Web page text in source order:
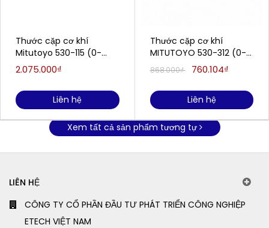
Thước cặp cơ khí
Mitutoyo 530-115 (0-
300mm/ 1/128inch)
2.075.000₫
Liên hệ
Thước cặp cơ khí
MITUTOYO 530-312 (0-
150mm)
868.000₫ 760.104₫
Liên hệ
Xem tất cả sản phẩm tương tự
LIÊN HỆ
CÔNG TY CỔ PHẦN ĐẦU TƯ PHÁT TRIỂN CÔNG NGHIỆP
ETECH VIỆT NAM